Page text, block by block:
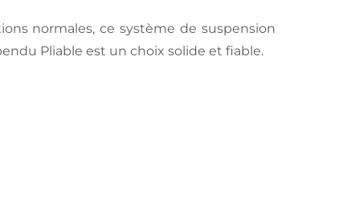
normales, ce système de suspension
Pliable est un choix solide et fiable.